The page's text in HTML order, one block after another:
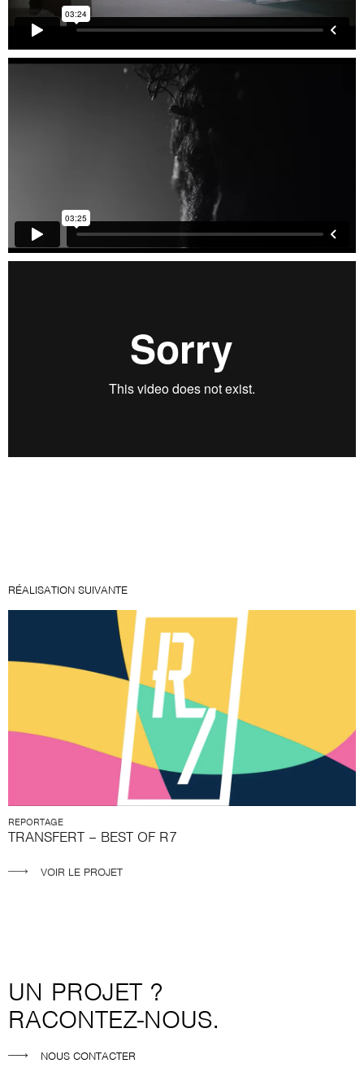
RÉALISATION SUIVANTE
REPORTAGE
TRANSFERT – BEST OF R7
VOIR LE PROJET
UN PROJET ?
RACONTEZ-NOUS.
NOUS CONTACTER